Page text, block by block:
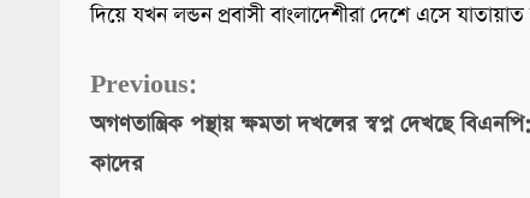
দিয়ে যখন লন্ডন প্রবাসী বাংলাদেশীরা দেশে এসে
Continue
Reading
Previous:
অগণতান্ত্রিক পন্থায় ক্ষমতা দখলের স্বপ্ন দেখছে বিএনপি:
কাদের